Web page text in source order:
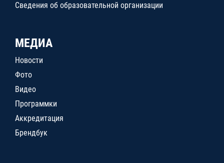
Сведения об образовательной организации
МЕДИА
Новости
Фото
Видео
Программки
Аккредитация
Брендбук